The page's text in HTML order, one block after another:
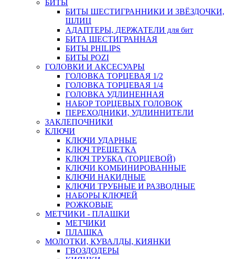
БИТЫ
БИТЫ ШЕСТИГРАННИКИ И ЗВЁЗДОЧКИ,
ШЛИЦ
АДАПТЕРЫ, ДЕРЖАТЕЛИ для бит
БИТА ШЕСТИГРАННАЯ
БИТЫ PHILIPS
БИТЫ POZI
ГОЛОВКИ И АКСЕСУАРЫ
ГОЛОВКА ТОРЦЕВАЯ 1/2
ГОЛОВКА ТОРЦЕВАЯ 1/4
ГОЛОВКА УДЛИНЕННАЯ
НАБОР ТОРЦЕВЫХ ГОЛОВОК
ПЕРЕХОДНИКИ, УДЛИННИТЕЛИ
ЗАКЛЕПОЧНИКИ
КЛЮЧИ
КЛЮЧИ УДАРНЫЕ
КЛЮЧ ТРЕЩЕТКА
КЛЮЧ ТРУБКА (ТОРЦЕВОЙ)
КЛЮЧИ КОМБИНИРОВАННЫЕ
КЛЮЧИ НАКИДНЫЕ
КЛЮЧИ ТРУБНЫЕ И РАЗВОДНЫЕ
НАБОРЫ КЛЮЧЕЙ
РОЖКОВЫЕ
МЕТЧИКИ - ПЛАШКИ
МЕТЧИКИ
ПЛАШКА
МОЛОТКИ, КУВАЛДЫ, КИЯНКИ
ГВОЗДОДЕРЫ